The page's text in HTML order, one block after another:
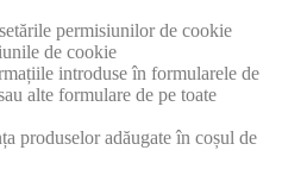
permisiunilor de cookie
de cookie
introduse în formularele de
alte formulare de pe toate
produselor adăugate în coșul de